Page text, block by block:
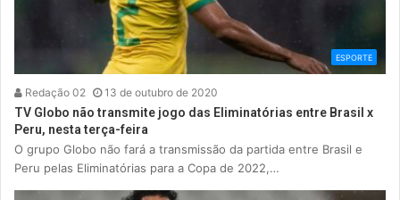
ESPORTE
Redação 02 13 de outubro de 2020
TV Globo não transmite jogo das Eliminatórias entre Brasil x
Peru, nesta terça-feira
O grupo Globo não fará a transmissão da partida entre Brasil e
Peru pelas Eliminatórias para a Copa de 2022,…